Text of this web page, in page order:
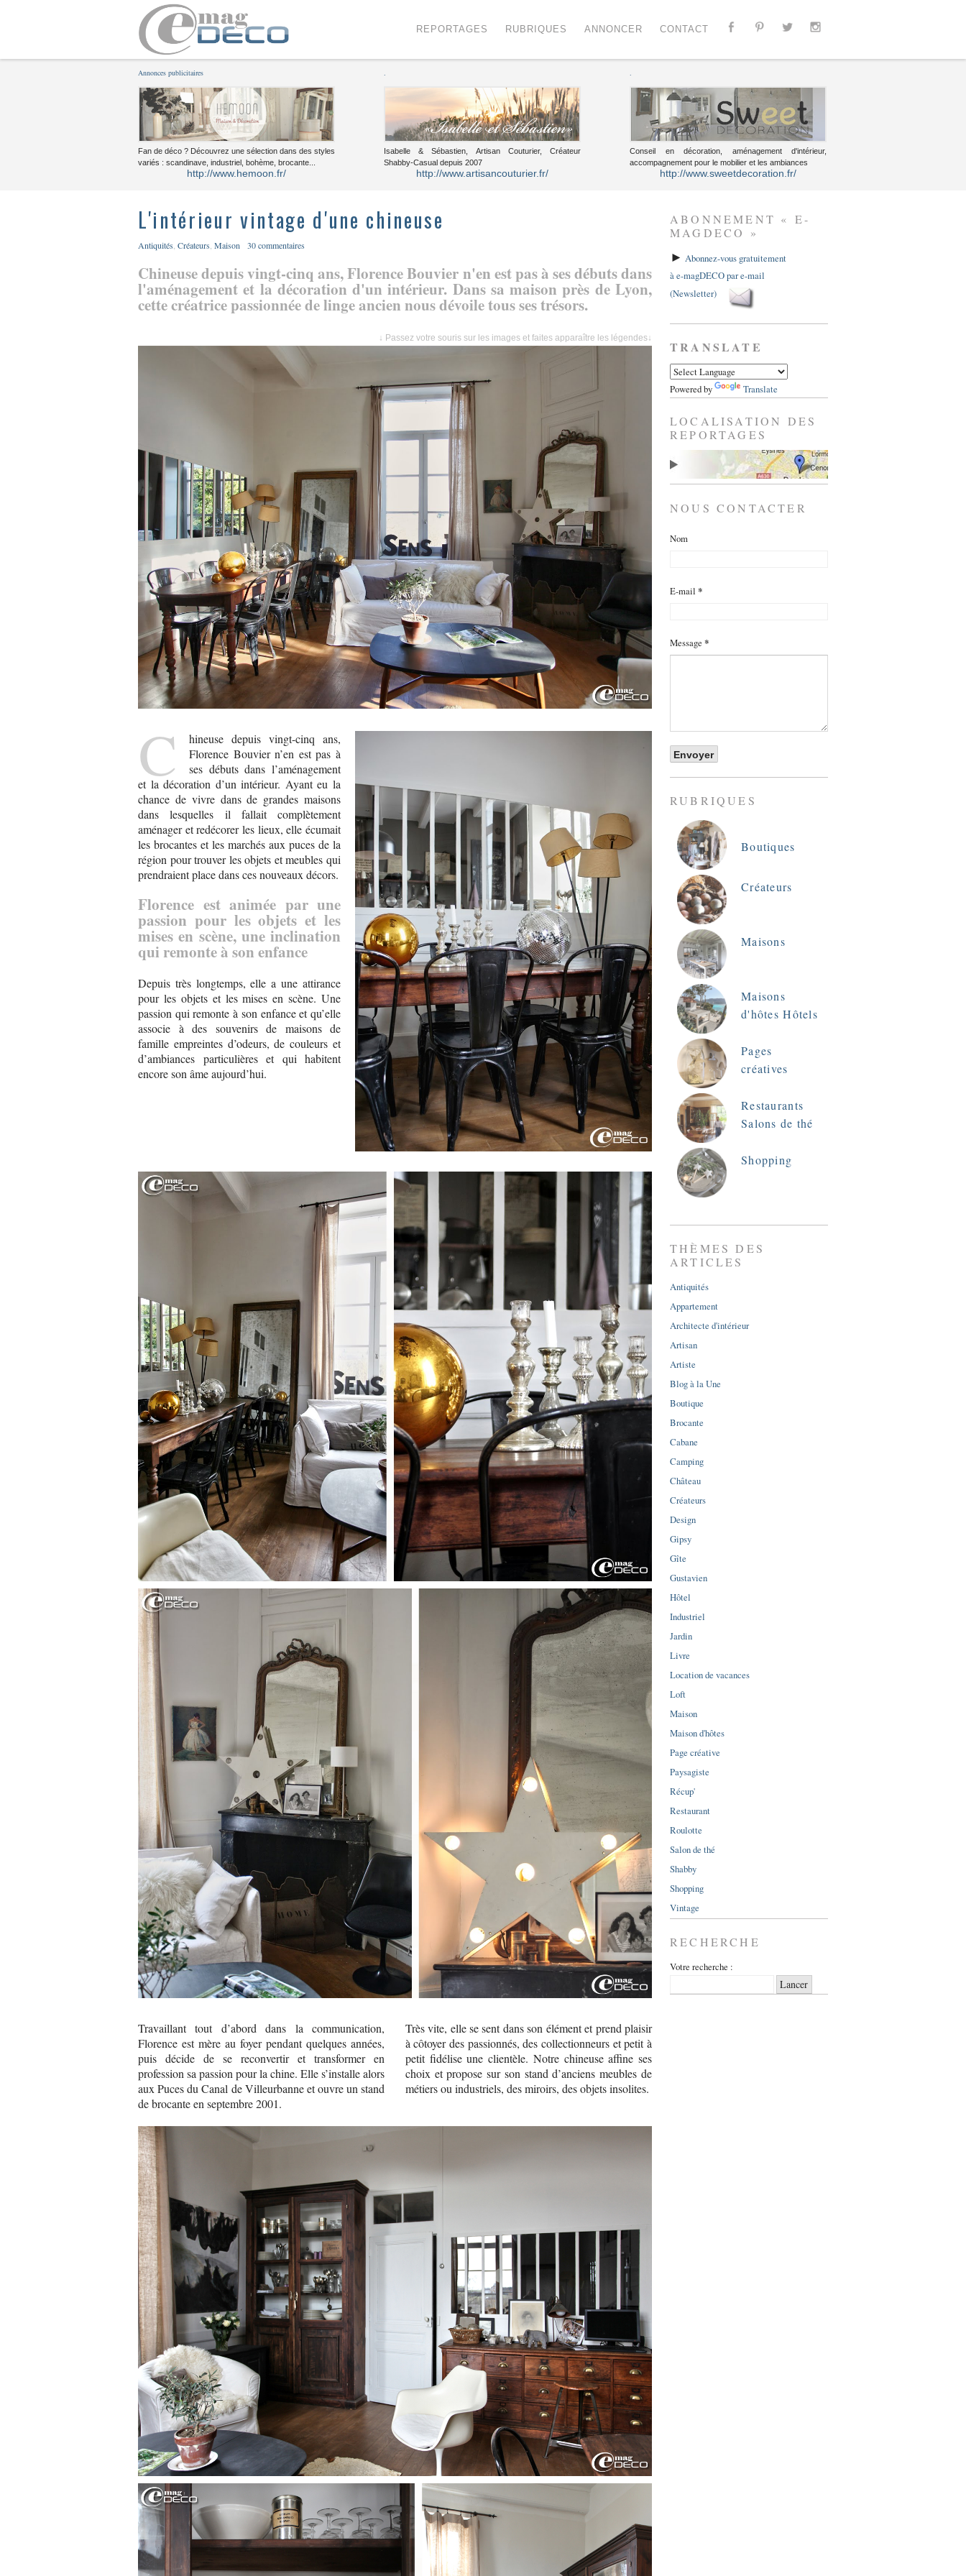
REPORTAGES RUBRIQUES ANNONCER CONTACT
Annonces publicitaires
Fan de déco ? Découvrez une sélection dans des styles
variés : scandinave, industriel, bohème, brocante...
http://www.hemoon.fr/
Isabelle & Sébastien, Artisan Couturier, Créateur
Shabby-Casual depuis 2007
http://www.artisancouturier.fr/
Conseil en décoration, aménagement d'intérieur,
accompagnement pour le mobilier et les ambiances
http://www.sweetdecoration.fr/
L'intérieur vintage d'une chineuse
Antiquités Créateurs Maison 30 commentaires
Chineuse depuis vingt-cinq ans, Florence Bouvier n'en est pas à ses débuts dans
l'aménagement et la décoration d'un intérieur. Dans sa maison près de Lyon,
cette créatrice passionnée de linge ancien nous dévoile tous ses trésors.
↓ Passez votre souris sur les images et faites apparaître les légendes↓
C
hineuse depuis vingt-cinq ans,
Florence Bouvier n’en est pas à
ses débuts dans l’aménagement
et la décoration d’un intérieur. Ayant eu la
chance de vivre dans de grandes maisons
dans lesquelles il fallait complètement
aménager et redécorer les lieux, elle écumait
les brocantes et les marchés aux puces de la
région pour trouver les objets et meubles qui
prendraient place dans ces nouveaux décors.
Florence est animée par une
passion pour les objets et les
mises en scène, une inclination
qui remonte à son enfance
Depuis très longtemps, elle a une attirance
pour les objets et les mises en scène. Une
passion qui remonte à son enfance et qu’elle
associe à des souvenirs de maisons de
famille empreintes d’odeurs, de couleurs et
d’ambiances particulières et qui habitent
encore son âme aujourd’hui.
Travaillant tout d’abord dans la communication,
Florence est mère au foyer pendant quelques années,
puis décide de se reconvertir et transformer en
profession sa passion pour la chine. Elle s’installe alors
aux Puces du Canal de Villeurbanne et ouvre un stand
de brocante en septembre 2001.
Très vite, elle se sent dans son élément et prend plaisir
à côtoyer des passionnés, des collectionneurs et petit à
petit fidélise une clientèle. Notre chineuse affine ses
choix et propose sur son stand d’anciens meubles de
métiers ou industriels, des miroirs, des objets insolites.
ABONNEMENT « E-
MAGDECO »
► Abonnez-vous gratuitement
à e-magDECO par e-mail
(Newsletter)
TRANSLATE
Powered by Translate
LOCALISATION DES
REPORTAGES
NOUS CONTACTER
Nom
E-mail *
Message *
RUBRIQUES
Boutiques
Créateurs
Maisons
Maisons
d'hôtes Hôtels
Pages
créatives
Restaurants
Salons de thé
Shopping
THÈMES DES
ARTICLES
Antiquités
Appartement
Architecte d'intérieur
Artisan
Artiste
Blog à la Une
Boutique
Brocante
Cabane
Camping
Château
Créateurs
Design
Gipsy
Gîte
Gustavien
Hôtel
Industriel
Jardin
Livre
Location de vacances
Loft
Maison
Maison d'hôtes
Page créative
Paysagiste
Récup'
Restaurant
Roulotte
Salon de thé
Shabby
Shopping
Vintage
RECHERCHE
Votre recherche :